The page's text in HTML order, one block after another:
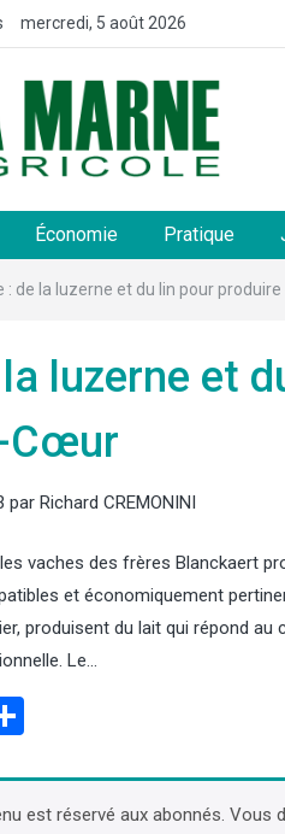
mercredi, 5 août 2026
Économie Pratique
: de la luzerne et du lin pour
luzerne et
Cœur
par Richard CREMONINI
vaches des frères Blanckaert
et économiquement
produisent du lait qui répond
Le…
est réservé aux abonnés. Vous